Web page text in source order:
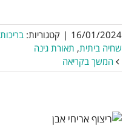
16/01/2024
| קטגוריות:
שחיה ביתית, תאורת גינה
המשך בקריאה